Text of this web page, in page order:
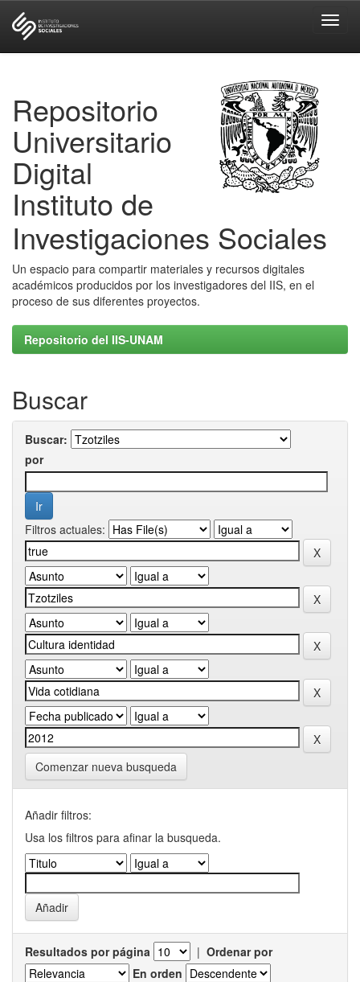
Repositorio
Universitario
Digital
Instituto de
Investigaciones Sociales
Un espacio para compartir materiales y recursos digitales
académicos producidos por los investigadores del IIS, en el
proceso de sus diferentes proyectos.
Repositorio del IIS-UNAM
Buscar
Buscar:
por
Filtros actuales:
Comenzar nueva busqueda
Añadir filtros:
Usa los filtros para afinar la busqueda.
Resultados por página | Ordenar por
En orden